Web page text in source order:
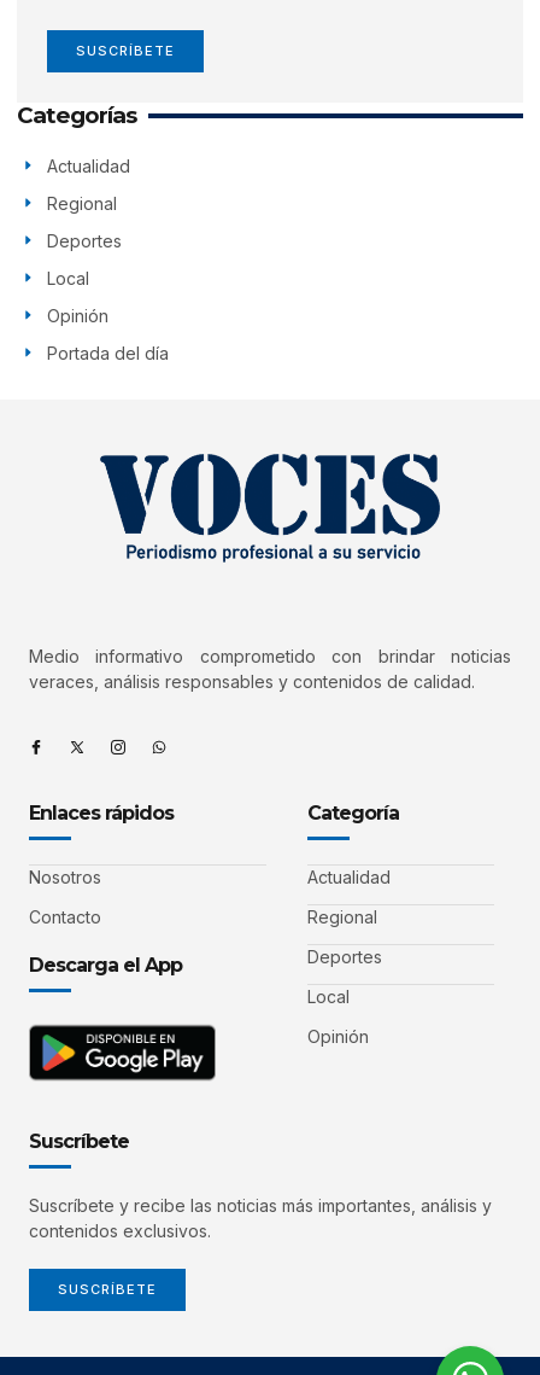
SUSCRÍBETE
Categorías
Actualidad
Regional
Deportes
Local
Opinión
Portada del día
Medio informativo comprometido con brindar noticias
veraces, análisis responsables y contenidos de calidad.
Enlaces rápidos
Nosotros
Contacto
Descarga el App
Categoría
Actualidad
Regional
Deportes
Local
Opinión
Suscríbete
Suscríbete y recibe las noticias más importantes, análisis y
contenidos exclusivos.
SUSCRÍBETE